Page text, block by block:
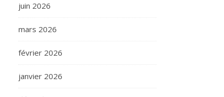
juin 2026
mars 2026
février 2026
janvier 2026